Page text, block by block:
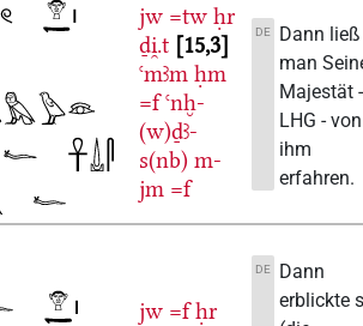
jw =tw ḥr
ḏi̯.t 15,3
ꜥmꜣm ḥm
=f ꜥnḫ-
(w)ḏꜣ-
s(nb) m-
jm =f
DE
Dann ließ
man
Majestät -
LHG - von
ihm
erfahren.
jw =f ḥr
DE
Dann
erblickte